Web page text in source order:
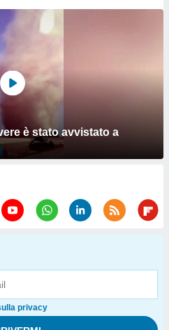
è stato avvistato a
privacy